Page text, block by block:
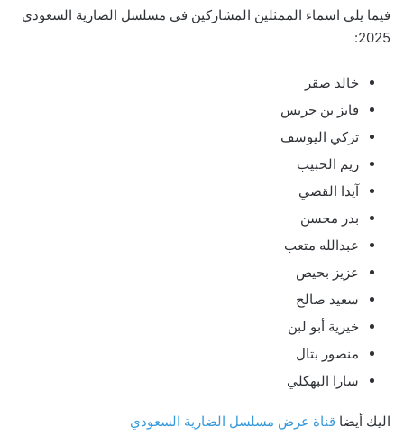
فيما يلي اسماء الممثلين المشاركين في مسلسل الضارية السعودي
2025:
خالد صقر
فايز بن جريس
تركي اليوسف
ريم الحبيب
آيدا القصي
بدر محسن
عبدالله متعب
عزيز بحيص
سعيد صالح
خيرية أبو لبن
منصور بتال
سارا البهكلي
اليك أيضا قناة عرض مسلسل الضارية السعودي